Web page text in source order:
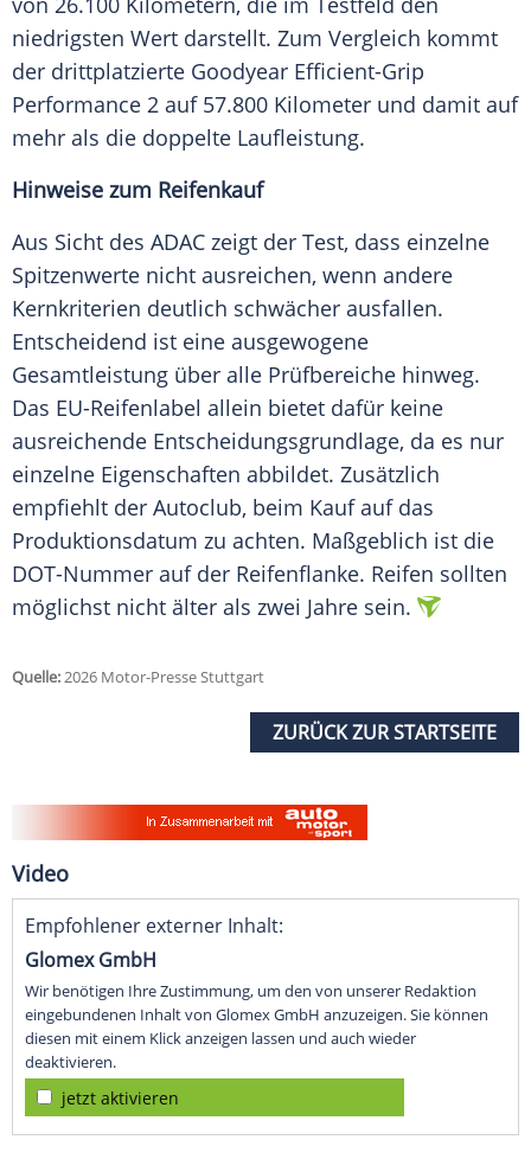
niedrigsten Wert darstellt. Zum Vergleich kommt
der drittplatzierte Goodyear Efficient-Grip
Performance 2 auf 57.800 Kilometer und damit auf
mehr als die doppelte Laufleistung.
Hinweise zum Reifenkauf
Aus Sicht des ADAC zeigt der Test, dass einzelne
Spitzenwerte nicht ausreichen, wenn andere
Kernkriterien deutlich schwächer ausfallen.
Entscheidend ist eine ausgewogene
Gesamtleistung über alle Prüfbereiche hinweg.
Das EU-Reifenlabel allein bietet dafür keine
ausreichende Entscheidungsgrundlage, da es nur
einzelne Eigenschaften abbildet. Zusätzlich
empfiehlt der Autoclub, beim Kauf auf das
Produktionsdatum zu achten. Maßgeblich ist die
DOT-Nummer auf der Reifenflanke. Reifen sollten
möglichst nicht älter als zwei Jahre sein.
Quelle:2026 Motor-Presse Stuttgart
ZURÜCK ZUR STARTSEITE
Video
Empfohlener externer Inhalt:
Glomex GmbH
Wir benötigen Ihre Zustimmung, um den von unserer Redaktion
eingebundenen Inhalt von Glomex GmbH anzuzeigen. Sie können
diesen mit einem Klick anzeigen lassen und auch wieder
deaktivieren.
jetzt aktivieren